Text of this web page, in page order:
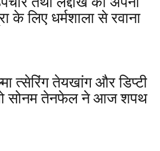
के लिए धर्मशाला से रवाना
त्सेरिंग तेयखांग और डिप्टी
सोनम तेनफेल ने आज शपथ